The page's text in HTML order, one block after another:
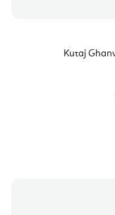
Kutaj